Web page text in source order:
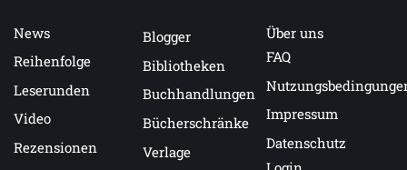
News
Reihenfolge
Leserunden
Video
Rezensionen
Blogger
Bibliotheken
Buchhandlungen
Bücherschränke
Verlage
Über uns
FAQ
Impressum
Datenschutz